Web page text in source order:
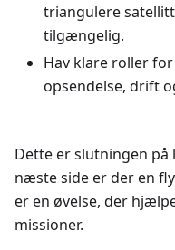
triangulere
tilgængelig.
Hav klare roller
opsendelse, drift
Dette er slutningen på
næste side er der en
er en øvelse, der
missioner.